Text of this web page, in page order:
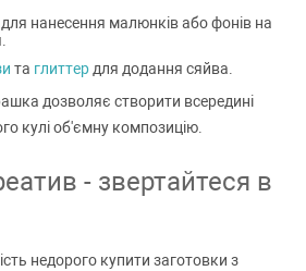
для нанесення малюнків або фонів на
та глиттер для додання сяйва.
дозволяє створити всередині
кулі об'ємну композицію.
- звертайтеся в
недорого купити заготовки з